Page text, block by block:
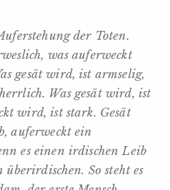
der Toten.
was auferweckt
gesät wird, ist armselig,
Was gesät wird, ist
wird, ist stark. Gesät
auferweckt ein
es einen irdischen Leib
So steht es